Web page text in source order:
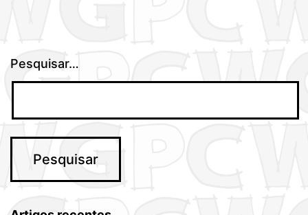
Pesquisar…